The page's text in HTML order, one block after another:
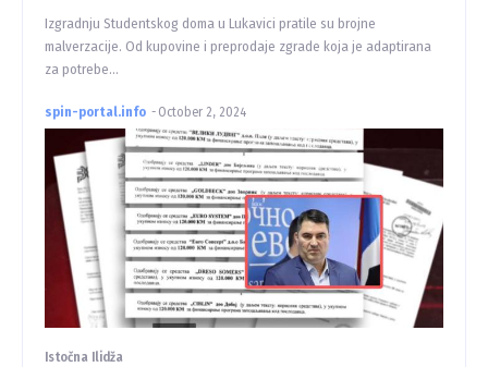
Izgradnju Studentskog doma u Lukavici pratile su brojne
malverzacije. Od kupovine i preprodaje zgrade koja je adaptirana
za potrebe...
spin-portal.info - October 2, 2024
Istočna Ilidža